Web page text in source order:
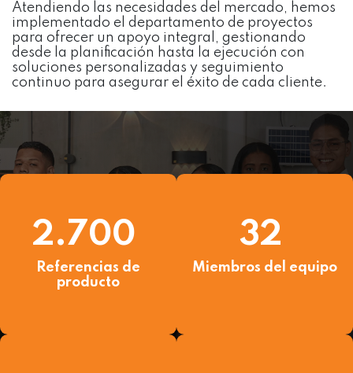
Atendiendo las necesidades del mercado, hemos
implementado el departamento de proyectos
para ofrecer un apoyo integral, gestionando
desde la planificación hasta la ejecución con
soluciones personalizadas y seguimiento
continuo para asegurar el éxito de cada cliente.
2.700
Referencias de
producto
32
Miembros del equipo